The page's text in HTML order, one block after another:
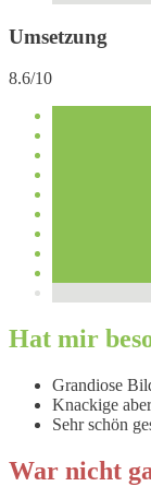
Umsetzung
8.6/10
Hat mir
Grandiose
Knackige
Sehr schön
War nicht